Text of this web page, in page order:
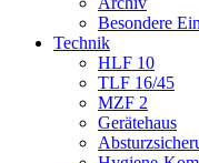
Besondere
Technik
HLF 10
TLF 16/45
MZF 2
Gerätehaus